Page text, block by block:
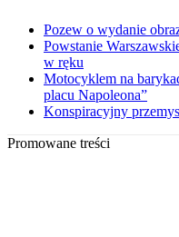
Pozew o wydanie
Powstanie
w ręku
Motocyklem na
placu Napoleona”
Konspiracyjny
Promowane treści